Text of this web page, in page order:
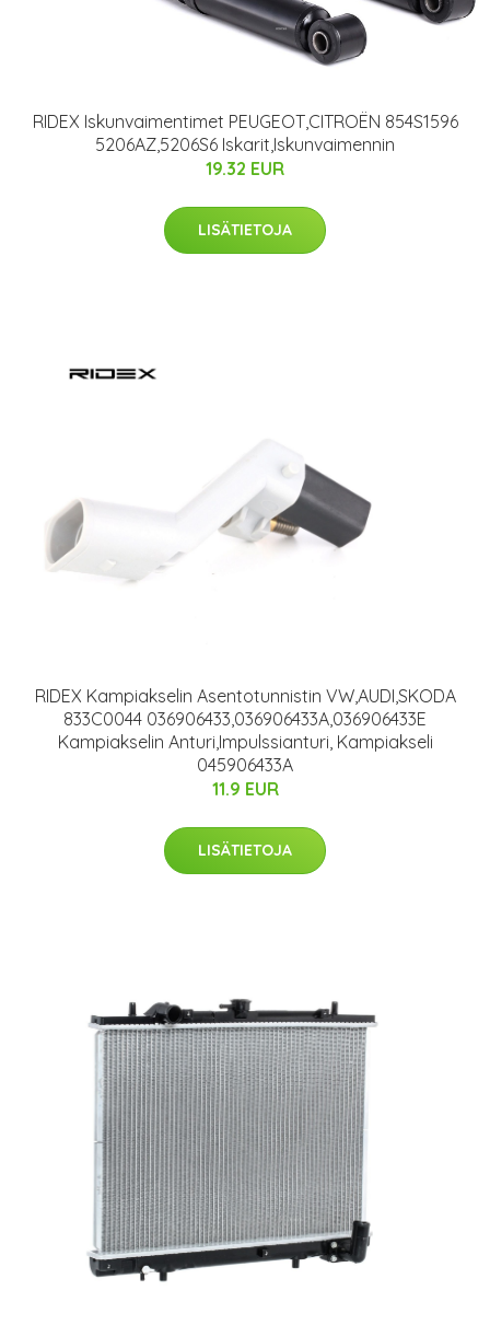
RIDEX Iskunvaimentimet PEUGEOT,CITROËN 854S1596
5206AZ,5206S6 Iskarit,Iskunvaimennin
19.32 EUR
LISÄTIETOJA
RIDEX Kampiakselin Asentotunnistin VW,AUDI,SKODA
833C0044 036906433,036906433A,036906433E
Kampiakselin Anturi,Impulssianturi, Kampiakseli
045906433A
11.9 EUR
LISÄTIETOJA